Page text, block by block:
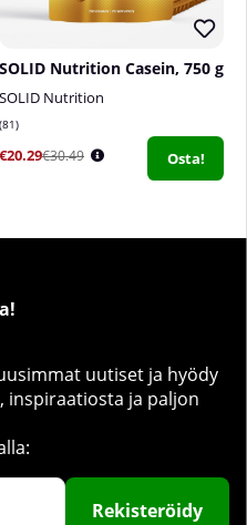
SOLID Nutrition Casein, 750 g
SOLID Nutrition
81
€20.29€30.49 Osta!
uutiset ja hyödy
ja paljon
Rekisteröidy